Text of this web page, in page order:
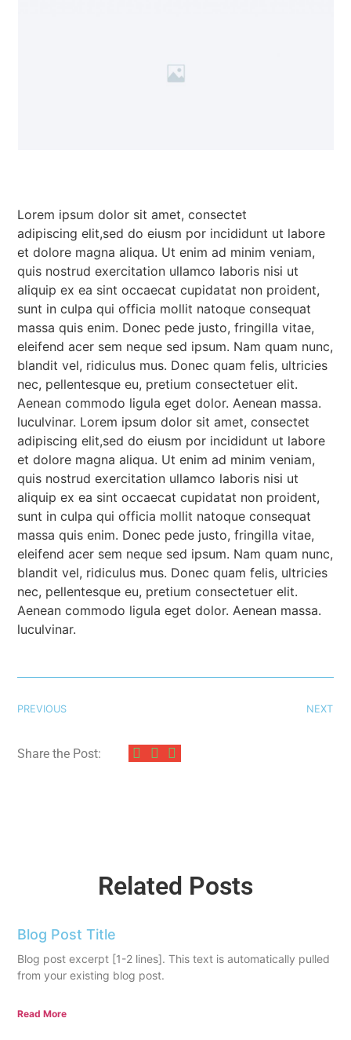
Lorem ipsum dolor sit amet, consectet
adipiscing elit,sed do eiusm por incididunt ut labore
et dolore magna aliqua. Ut enim ad minim veniam,
quis nostrud exercitation ullamco laboris nisi ut
aliquip ex ea sint occaecat cupidatat non proident,
sunt in culpa qui officia mollit natoque consequat
massa quis enim. Donec pede justo, fringilla vitae,
eleifend acer sem neque sed ipsum. Nam quam nunc,
blandit vel, ridiculus mus. Donec quam felis, ultricies
nec, pellentesque eu, pretium consectetuer elit.
Aenean commodo ligula eget dolor. Aenean massa.
luculvinar. Lorem ipsum dolor sit amet, consectet
adipiscing elit,sed do eiusm por incididunt ut labore
et dolore magna aliqua. Ut enim ad minim veniam,
quis nostrud exercitation ullamco laboris nisi ut
aliquip ex ea sint occaecat cupidatat non proident,
sunt in culpa qui officia mollit natoque consequat
massa quis enim. Donec pede justo, fringilla vitae,
eleifend acer sem neque sed ipsum. Nam quam nunc,
blandit vel, ridiculus mus. Donec quam felis, ultricies
nec, pellentesque eu, pretium consectetuer elit.
Aenean commodo ligula eget dolor. Aenean massa.
luculvinar.
PREVIOUS NEXT
Share the Post:
Related Posts
Blog Post Title
Blog post excerpt [1-2 lines]. This text is automatically pulled
from your existing blog post.
Read More